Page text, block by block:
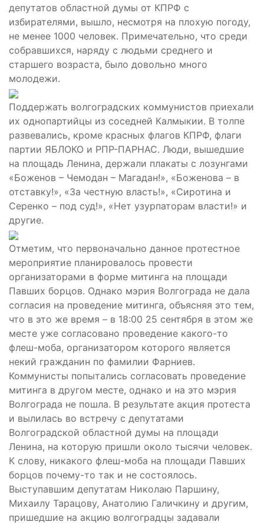
депутатов областной думы от КПРФ с
избирателями, вышло, несмотря на плохую погоду,
не менее 1000 человек. Примечательно, что среди
собравшихся, наряду с людьми среднего и
старшего возраста, было довольно много
молодежи.
Поддержать волгоградских коммунистов приехали
их однопартийцы из соседней Калмыкии. В толпе
развевались, кроме красных флагов КПРФ, флаги
партии ЯБЛОКО и РПР-ПАРНАС. Люди, вышедшие
на площадь Ленина, держали плакаты с лозунгами
«Боженов – Чемодан – Магадан!», «Боженова – в
отставку!», «За честную власть!», «Сиротина и
Серенко – под суд!», «Нет узурпаторам власти!» и
другие.
Отметим, что первоначально данное протестное
мероприятие планировалось провести
организаторами в форме митинга на площади
Павших борцов. Однако мэрия Волгограда не дала
согласия на проведение митинга, объясняя это тем,
что в это же время – в 18:00 25 сентября в этом же
месте уже согласовано проведение какого-то
флеш-моба, организатором которого является
некий гражданин по фамилии Фарниев.
Коммунисты попытались согласовать проведение
митинга в другом месте, однако и на это мэрия
Волгограда не пошла. В результате акция протеста
и вылилась во встречу с депутатами
Волгоградской областной думы на площади
Ленина, на которую пришли около тысячи человек.
К слову, никакого флеш-моба на площади Павших
борцов почему-то так и не состоялось.
Выступавшим депутатам Николаю Паршину,
Михаилу Тарацову, Анатолию Галичкину и другим,
пришедшие на акцию волгоградцы задавали